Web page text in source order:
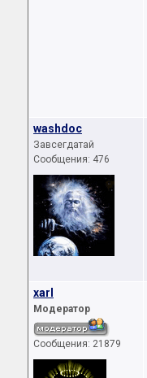
washdoc
Завсегдатай
Сообщения: 476
xarl
Модератор
Сообщения: 21879